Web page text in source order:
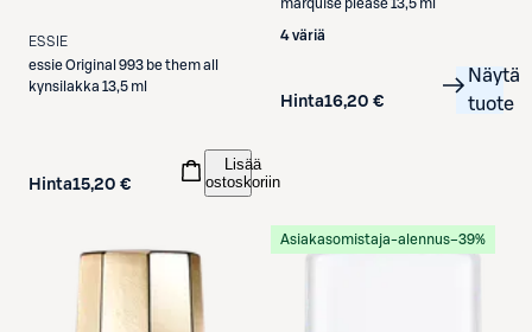
ESSIE
essieOriginal 993 be them all
kynsilakka 13,5 ml
Hinta15,20 €
Lisää
ostoskoriin
marquise please 13,5 ml
4 väriä
Hinta16,20 €
Näytä
tuote
Asiakasomistaja-alennus−39%